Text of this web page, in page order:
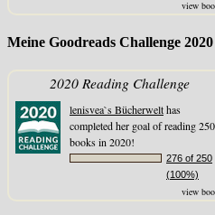
view
Meine Goodreads Challenge 2020
2020 Reading Challenge
lenisvea`s Bücherwelthas
completed her goal of reading 250
books in 2020!
276 of 250
(100%)
view